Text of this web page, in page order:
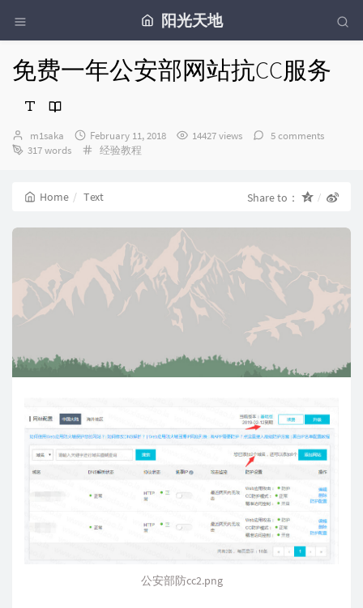
阳光天地
免费一年公安部网站抗CC服务
Author：
m1saka
发
布
February 11, 2018 14427 views
5 comments
317 words
Categories：
经验教程
Home Text Share to：
公安部防cc2.png